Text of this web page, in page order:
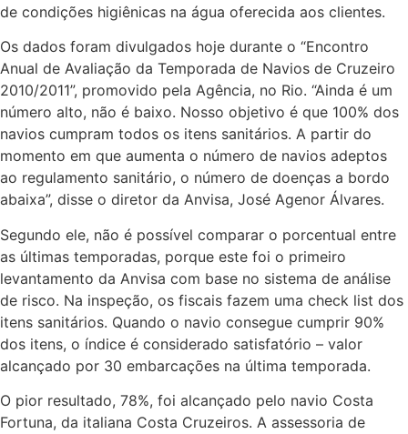
de condições higiênicas na água oferecida aos clientes.
Os dados foram divulgados hoje durante o “Encontro
Anual de Avaliação da Temporada de Navios de Cruzeiro
2010/2011”, promovido pela Agência, no Rio. “Ainda é um
número alto, não é baixo. Nosso objetivo é que 100% dos
navios cumpram todos os itens sanitários. A partir do
momento em que aumenta o número de navios adeptos
ao regulamento sanitário, o número de doenças a bordo
abaixa”, disse o diretor da Anvisa, José Agenor Álvares.
Segundo ele, não é possível comparar o porcentual entre
as últimas temporadas, porque este foi o primeiro
levantamento da Anvisa com base no sistema de análise
de risco. Na inspeção, os fiscais fazem uma check list dos
itens sanitários. Quando o navio consegue cumprir 90%
dos itens, o índice é considerado satisfatório – valor
alcançado por 30 embarcações na última temporada.
O pior resultado, 78%, foi alcançado pelo navio Costa
Fortuna, da italiana Costa Cruzeiros. A assessoria de